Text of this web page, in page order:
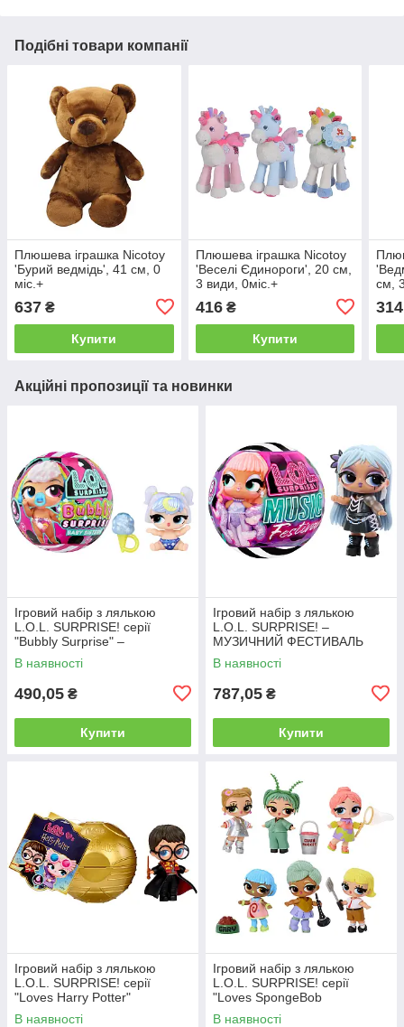
Подібні товари компанії
Плюшева іграшка Nicotoy
'Бурий ведмідь', 41 см, 0
міс.+
637 ₴
Купити
Плюшева іграшка Nicotoy
'Веселі Єдинороги', 20 см,
3 види, 0міс.+
416₴
Купити
см,
314
Акційні пропозиції та новинки
Ігровий набір з лялькою
L.O.L. SURPRISE! серії
"Bubbly Surprise" –
СЕСТРИЧКИ
В наявності
490,05 ₴
Купити
Ігровий набір з лялькою
L.O.L. SURPRISE! –
МУЗИЧНИЙ ФЕСТИВАЛЬ
В наявності
787,05 ₴
Купити
Ігровий набір з лялькою
L.O.L. SURPRISE! серії
"Loves Harry Potter"
В наявності
Ігровий набір з лялькою
L.O.L. SURPRISE! серії
"Loves SpongeBob
SquarePants"
В наявності